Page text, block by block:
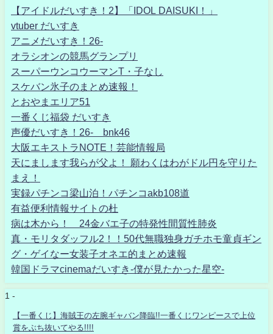
【アイドルだいすき！2】「IDOL DAISUKI！」
vtuber だいすき
アニメだいすき！26-
オラシオンの競馬グランプリ
スーパーウンコウーマンT・子なし
スケバン氷子のまとめ速報！
とおやまエリア51
一番くじ福袋 だいすき
声優だいすき！26- bnk46
大阪エキストラNOTE！芸能情報局
天にまします我らが父よ！ 願わくはわがドル円を守りた
まえ！
実録パチンコ梁山泊！パチンコakb108道
有益便利情報サイトの杜
病は木から！ 24金バエ子の特発性間質性肺炎
真・モリタダッフル2！！50代無職独身ガチホモ童貞ギン
グ・ゲイなー女装子オネエ的まとめ速報
韓国ドラマcinemaだいすき-僕が見たかった星空-
1 -
【一番くじ】海賊王の左腕ギャバン降臨!!一番くじワンピースで上位
賞をぶち抜いてやる!!!!